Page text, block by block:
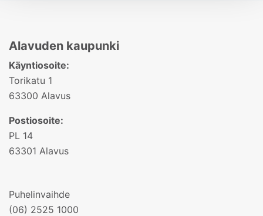
Alavuden kaupunki
Käyntiosoite:
Torikatu 1
63300 Alavus
Postiosoite:
PL 14
63301 Alavus
Puhelinvaihde
(06) 2525 1000